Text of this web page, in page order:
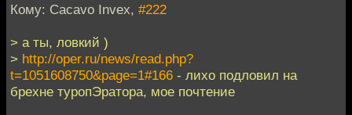
Кому: Cacavo Invex, #222
> а ты, ловкий )
> http://oper.ru/news/read.php?
t=1051608750&page=1#166 - лихо подловил на
брехне туропЭратора, мое почтение